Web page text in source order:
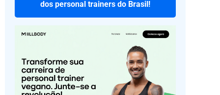
dos personal trainers do Brasil!